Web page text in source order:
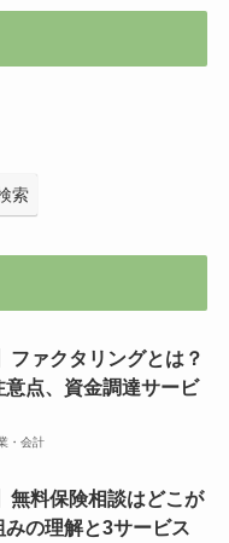
索
ファクタリングとは？
意点、資金調達サービ
・会計
無料保険相談はどこが
みの理解と3サービス